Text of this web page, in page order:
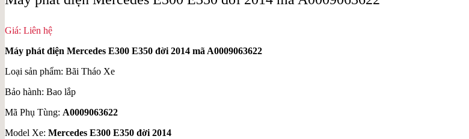
Giá: Liên hệ
Máy phát điện Mercedes E300 E350 đời 2014 mã A0009063622
Loại sản phẩm: Bãi Tháo Xe
Bảo hành: Bao lắp
Mã Phụ Tùng: A0009063622
Model Xe: Mercedes E300 E350 đời 2014